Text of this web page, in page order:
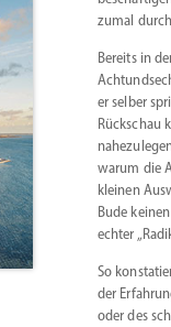
zumal
Bereits in
er selber
Rückschau
warum die
kleinen
Bude
echter
So
der
oder des